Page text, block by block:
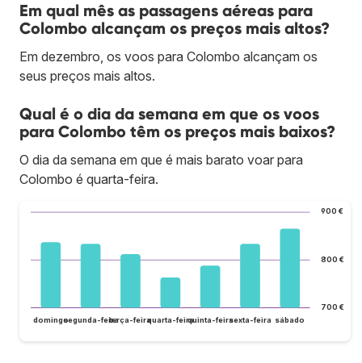
Em qual mês as passagens aéreas para
Colombo alcançam os preços mais altos?
Em dezembro, os voos para Colombo alcançam os
seus preços mais altos.
Qual é o dia da semana em que os voos
para Colombo têm os preços mais baixos?
O dia da semana em que é mais barato voar para
Colombo é quarta-feira.
700 €
800 €
900 €
domingosegunda-feiraterça-feiraquarta-feiraquinta-feirasexta-feira sábado